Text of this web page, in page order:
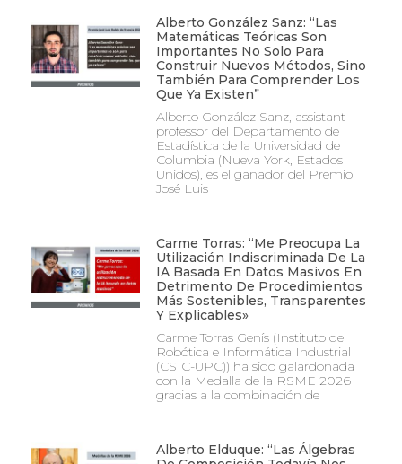
Alberto González Sanz: “Las
Matemáticas Teóricas Son
Importantes No Solo Para
Construir Nuevos Métodos, Sino
También Para Comprender Los
Que Ya Existen”
Alberto González Sanz, assistant
professor del Departamento de
Estadística de la Universidad de
Columbia (Nueva York, Estados
Unidos), es el ganador del Premio
José Luis
Carme Torras: “Me Preocupa La
Utilización Indiscriminada De La
IA Basada En Datos Masivos En
Detrimento De Procedimientos
Más Sostenibles, Transparentes
Y Explicables»
Carme Torras Genís (Instituto de
Robótica e Informática Industrial
(CSIC-UPC)) ha sido galardonada
con la Medalla de la RSME 2026
gracias a la combinación de
Alberto Elduque: “Las Álgebras